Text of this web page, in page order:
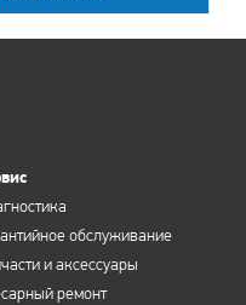
обслуживание
и аксессуары
ремонт